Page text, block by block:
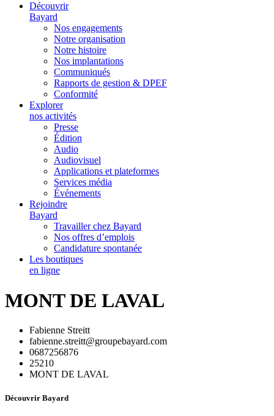
Découvrir
Bayard
Nos engagements
Notre organisation
Notre histoire
Nos implantations
Communiqués
Rapports de gestion & DPEF
Conformité
Explorer
nos activités
Presse
Édition
Audio
Audiovisuel
Applications et plateformes
Services média
Événements
Rejoindre
Bayard
Travailler chez Bayard
Nos offres d’emplois
Candidature spontanée
Les boutiques
en ligne
MONT DE LAVAL
Fabienne Streitt
fabienne.streitt@groupebayard.com
0687256876
25210
MONT DE LAVAL
Découvrir Bayard